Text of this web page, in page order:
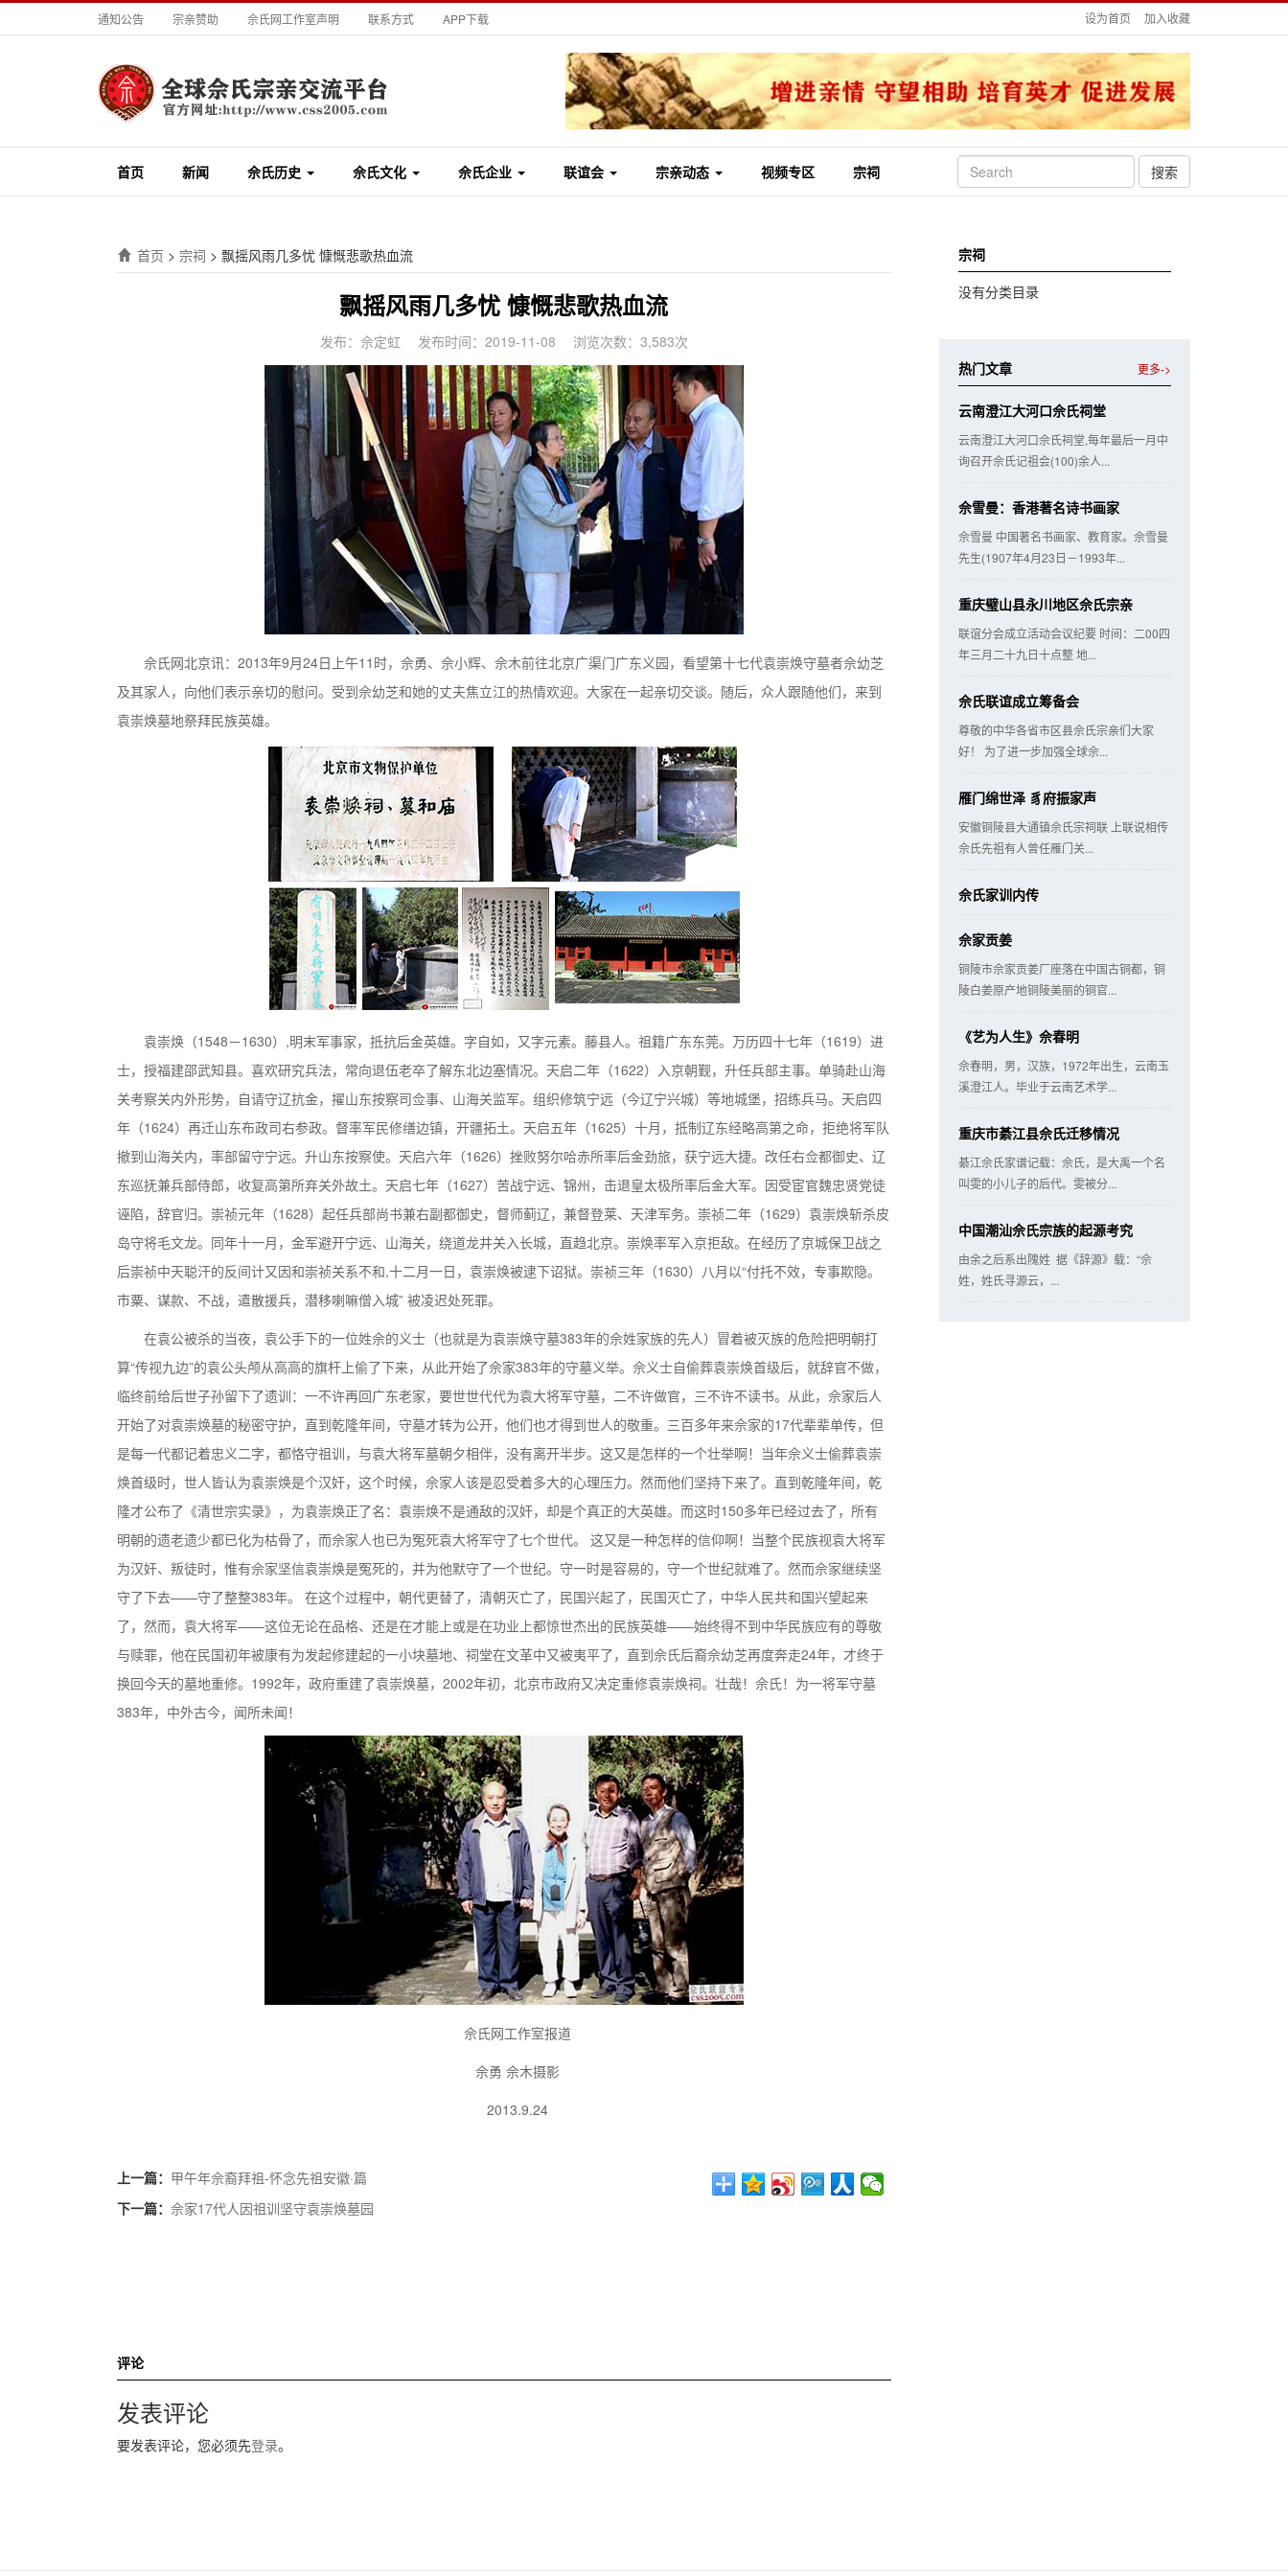
通知公告 宗亲赞助 佘氏网工作室声明 联系方式 APP下载 设为首页 加入收藏
首页 新闻 佘氏历史 佘氏文化 佘氏企业 联谊会 宗亲动态 视频专区 宗祠 搜索
首页 > 宗祠 > 飘摇风雨几多忧 慷慨悲歌热血流
飘摇风雨几多忧 慷慨悲歌热血流
发布：佘定虹 发布时间：2019-11-08 浏览次数：3,583次
佘氏网北京讯：2013年9月24日上午11时，佘勇、佘小辉、佘木前往北京广渠门广东义园，看望第十七代袁崇焕守墓者佘幼芝
及其家人，向他们表示亲切的慰问。受到佘幼芝和她的丈夫焦立江的热情欢迎。大家在一起亲切交谈。随后，众人跟随他们，来到
袁崇焕墓地祭拜民族英雄。
袁崇焕（1548－1630）,明末军事家，抵抗后金英雄。字自如，又字元素。藤县人。祖籍广东东莞。万历四十七年（1619）进
士，授福建邵武知县。喜欢研究兵法，常向退伍老卒了解东北边塞情况。天启二年（1622）入京朝觐，升任兵部主事。单骑赴山海
关考察关内外形势，自请守辽抗金，擢山东按察司佥事、山海关监军。组织修筑宁远（今辽宁兴城）等地城堡，招练兵马。天启四
年（1624）再迁山东布政司右参政。督率军民修缮边镇，开疆拓土。天启五年（1625）十月，抵制辽东经略高第之命，拒绝将军队
撤到山海关内，率部留守宁远。升山东按察使。天启六年（1626）挫败努尔哈赤所率后金劲旅，获宁远大捷。改任右佥都御史、辽
东巡抚兼兵部侍郎，收复高第所弃关外故土。天启七年（1627）苦战宁远、锦州，击退皇太极所率后金大军。因受宦官魏忠贤党徒
诬陷，辞官归。崇祯元年（1628）起任兵部尚书兼右副都御史，督师蓟辽，兼督登莱、天津军务。崇祯二年（1629）袁崇焕斩杀皮
岛守将毛文龙。同年十一月，金军避开宁远、山海关，绕道龙井关入长城，直趋北京。崇焕率军入京拒敌。在经历了京城保卫战之
后崇祯中天聪汗的反间计又因和崇祯关系不和,十二月一日，袁崇焕被逮下诏狱。崇祯三年（1630）八月以“付托不效，专事欺隐。
市粟、谋款、不战，遣散援兵，潜移喇嘛僧入城” 被凌迟处死罪。
在袁公被杀的当夜，袁公手下的一位姓佘的义士（也就是为袁崇焕守墓383年的佘姓家族的先人）冒着被灭族的危险把明朝打
算“传视九边”的袁公头颅从高高的旗杆上偷了下来，从此开始了佘家383年的守墓义举。佘义士自偷葬袁崇焕首级后，就辞官不做，
临终前给后世子孙留下了遗训：一不许再回广东老家，要世世代代为袁大将军守墓，二不许做官，三不许不读书。从此，佘家后人
开始了对袁崇焕墓的秘密守护，直到乾隆年间，守墓才转为公开，他们也才得到世人的敬重。三百多年来佘家的17代辈辈单传，但
是每一代都记着忠义二字，都恪守祖训，与袁大将军墓朝夕相伴，没有离开半步。这又是怎样的一个壮举啊！当年佘义士偷葬袁崇
焕首级时，世人皆认为袁崇焕是个汉奸，这个时候，佘家人该是忍受着多大的心理压力。然而他们坚持下来了。直到乾隆年间，乾
隆才公布了《清世宗实录》，为袁崇焕正了名：袁崇焕不是通敌的汉奸，却是个真正的大英雄。而这时150多年已经过去了，所有
明朝的遗老遗少都已化为枯骨了，而佘家人也已为冤死袁大将军守了七个世代。 这又是一种怎样的信仰啊！当整个民族视袁大将军
为汉奸、叛徒时，惟有佘家坚信袁崇焕是冤死的，并为他默守了一个世纪。守一时是容易的，守一个世纪就难了。然而佘家继续坚
守了下去——守了整整383年。 在这个过程中，朝代更替了，清朝灭亡了，民国兴起了，民国灭亡了，中华人民共和国兴望起来
了，然而，袁大将军——这位无论在品格、还是在才能上或是在功业上都惊世杰出的民族英雄——始终得不到中华民族应有的尊敬
与赎罪，他在民国初年被康有为发起修建起的一小块墓地、祠堂在文革中又被夷平了，直到佘氏后裔佘幼芝再度奔走24年，才终于
换回今天的墓地重修。1992年，政府重建了袁崇焕墓，2002年初，北京市政府又决定重修袁崇焕祠。壮哉！佘氏！为一将军守墓
383年，中外古今，闻所未闻！
佘氏网工作室报道
佘勇 佘木摄影
2013.9.24
上一篇： 甲午年佘裔拜祖-怀念先祖安徽·篇
下一篇： 佘家17代人因祖训坚守袁崇焕墓园
评论
发表评论
要发表评论，您必须先登录。
宗祠
没有分类目录
热门文章 更多->
云南澄江大河口佘氏祠堂
云南澄江大河口佘氏祠堂,每年最后一月中
询召开佘氏记祖会(100)余人...
佘雪曼：香港著名诗书画家
佘雪曼 中国著名书画家、教育家。佘雪曼
先生(1907年4月23日－1993年...
重庆璧山县永川地区佘氏宗亲
联谊分会成立活动会议纪要 时间：二00四
年三月二十九日十点整 地...
佘氏联谊成立筹备会
尊敬的中华各省市区县佘氏宗亲们大家
好！ 为了进一步加强全球佘...
雁门绵世泽 豸府振家声
安徽铜陵县大通镇佘氏宗祠联 上联说相传
佘氏先祖有人曾任雁门关...
佘氏家训内传
佘家贡姜
铜陵市佘家贡姜厂座落在中国古铜都，铜
陵白姜原产地铜陵美丽的铜官...
《艺为人生》佘春明
佘春明，男，汉族，1972年出生，云南玉
溪澄江人。毕业于云南艺术学...
重庆市綦江县佘氏迁移情况
綦江佘氏家谱记载：佘氏，是大禹一个名
叫雯的小儿子的后代。雯被分...
中国潮汕佘氏宗族的起源考究
由余之后系出隗姓 据《辞源》载：“佘
姓，姓氏寻源云，...